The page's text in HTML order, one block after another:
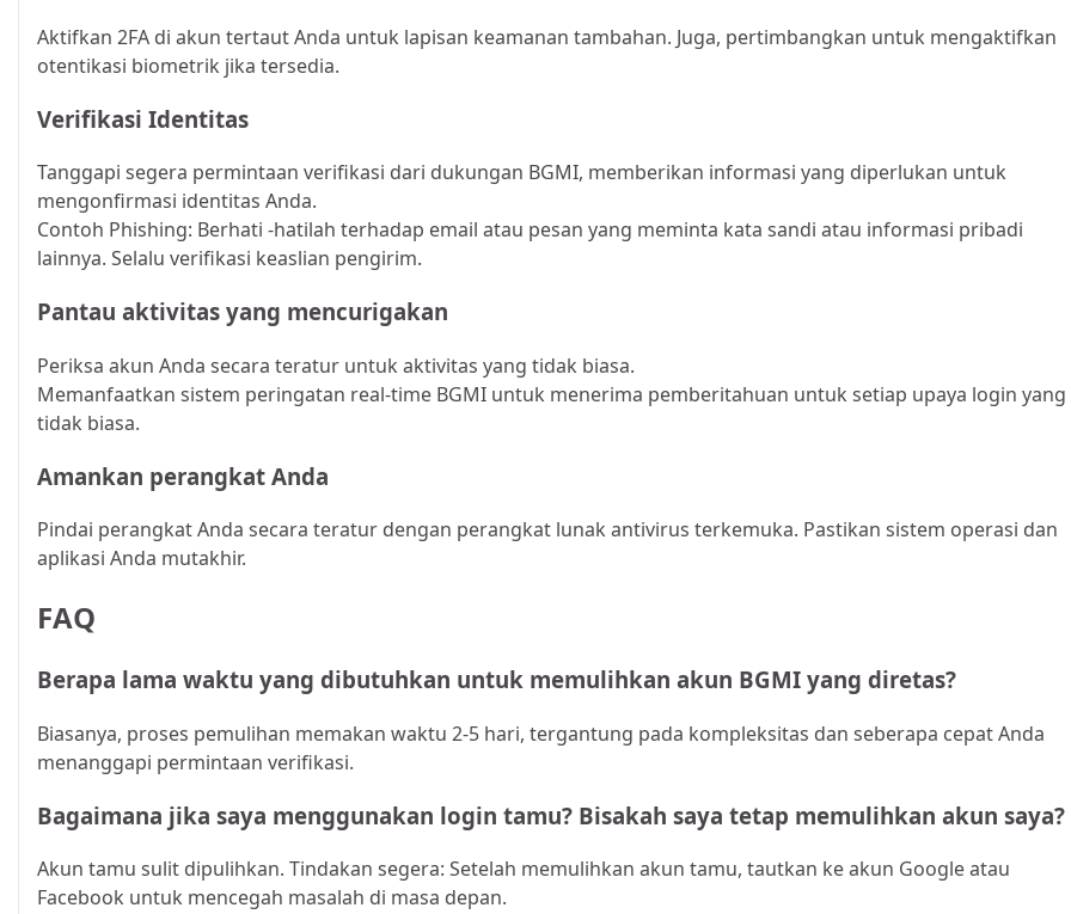
Aktifkan 2FA di akun tertaut Anda untuk lapisan keamanan tambahan. Juga, pertimbangkan untuk mengaktifkan
otentikasi biometrik jika tersedia.
Verifikasi Identitas
Tanggapi segera permintaan verifikasi dari dukungan BGMI, memberikan informasi yang diperlukan untuk
mengonfirmasi identitas Anda.
Contoh Phishing: Berhati -hatilah terhadap email atau pesan yang meminta kata sandi atau informasi pribadi
lainnya. Selalu verifikasi keaslian pengirim.
Pantau aktivitas yang mencurigakan
Periksa akun Anda secara teratur untuk aktivitas yang tidak biasa.
Memanfaatkan sistem peringatan real-time BGMI untuk menerima pemberitahuan untuk setiap upaya login yang
tidak biasa.
Amankan perangkat Anda
Pindai perangkat Anda secara teratur dengan perangkat lunak antivirus terkemuka. Pastikan sistem operasi dan
aplikasi Anda mutakhir.
FAQ
Berapa lama waktu yang dibutuhkan untuk memulihkan akun BGMI yang diretas?
Biasanya, proses pemulihan memakan waktu 2-5 hari, tergantung pada kompleksitas dan seberapa cepat Anda
menanggapi permintaan verifikasi.
Bagaimana jika saya menggunakan login tamu? Bisakah saya tetap memulihkan akun saya?
Akun tamu sulit dipulihkan. Tindakan segera: Setelah memulihkan akun tamu, tautkan ke akun Google atau
Facebook untuk mencegah masalah di masa depan.